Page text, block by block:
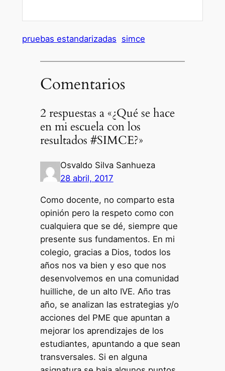
pruebas estandarizadas simce
Comentarios
2 respuestas a «¿Qué se hace
en mi escuela con los
resultados #SIMCE?»
Osvaldo Silva Sanhueza
28 abril, 2017
Como docente, no comparto esta
opinión pero la respeto como con
cualquiera que se dé, siempre que
presente sus fundamentos. En mi
colegio, gracias a Dios, todos los
años nos va bien y eso que nos
desenvolvemos en una comunidad
huilliche, de un alto IVE. Año tras
año, se analizan las estrategias y/o
acciones del PME que apuntan a
mejorar los aprendizajes de los
estudiantes, apuntando a que sean
transversales. Si en alguna